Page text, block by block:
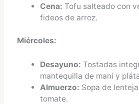
Cena: Tofu salteado con
fideos de arroz.
Miércoles:
Desayuno: Tostadas
mantequilla de maní y
Almuerzo: Sopa de
tomate.